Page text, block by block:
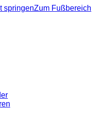
springenZum Fußbereich